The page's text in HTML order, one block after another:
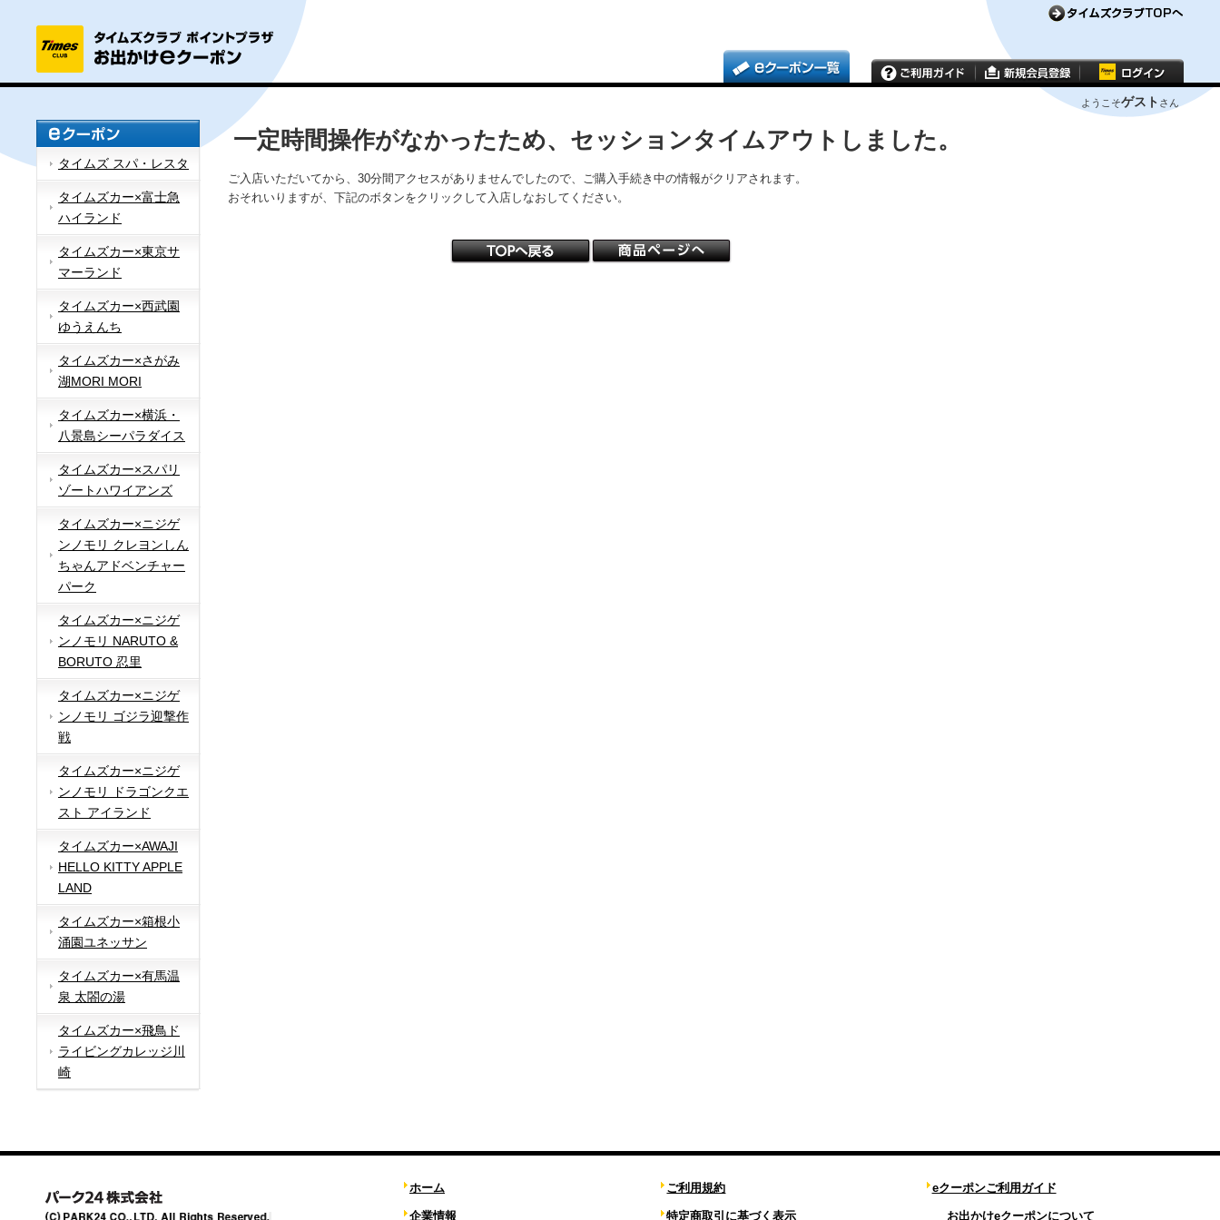
ようこそゲスト さん
タイムズ スパ・レスタ
タイムズカー×富士急
ハイランド
タイムズカー×東京サ
マーランド
タイムズカー×西武園
ゆうえんち
タイムズカー×さがみ
湖MORI MORI
タイムズカー×横浜・
八景島シーパラダイス
タイムズカー×スパリ
ゾートハワイアンズ
タイムズカー×ニジゲ
ンノモリ クレヨンしん
ちゃんアドベンチャー
パーク
タイムズカー×ニジゲ
ンノモリ NARUTO &
BORUTO 忍里
タイムズカー×ニジゲ
ンノモリ ゴジラ迎撃作
戦
タイムズカー×ニジゲ
ンノモリ ドラゴンクエ
スト アイランド
タイムズカー×AWAJI
HELLO KITTY APPLE
LAND
タイムズカー×箱根小
涌園ユネッサン
タイムズカー×有馬温
泉 太閤の湯
タイムズカー×飛鳥ド
ライビングカレッジ川
崎
一定時間操作がなかったため、セッションタイムアウトしました。
ご入店いただいてから、30分間アクセスがありませんでしたので、ご購入手続き中の情報がクリアされます。
おそれいりますが、下記のボタンをクリックして入店しなおしてください。
ホーム
企業情報
ご利用規約
特定商取引に基づく表示
eクーポンご利用ガイド
お出かけeクーポンについて